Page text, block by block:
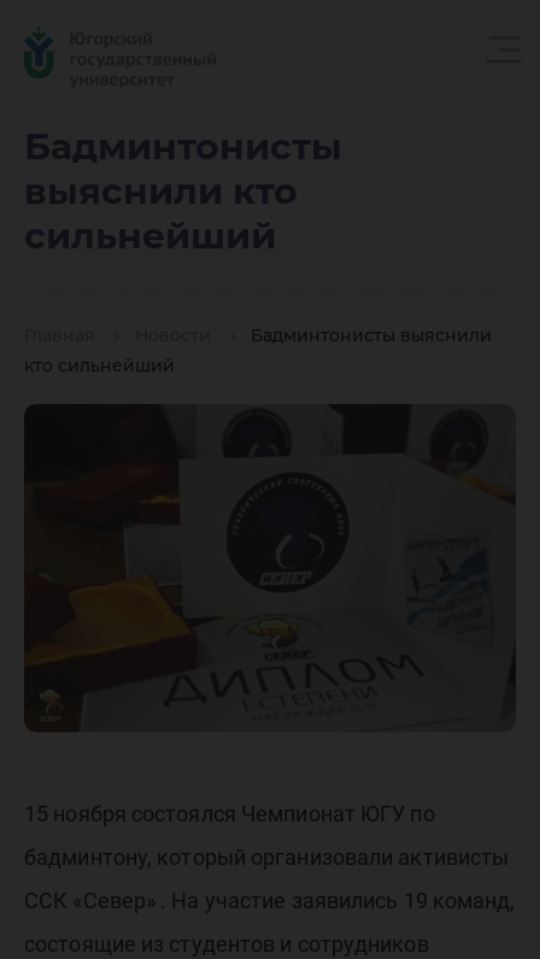
Бадминтонисты
выяснили кто
сильнейший
Бадминтонисты выяснили
кто сильнейший
15 ноября состоялся Чемпионат ЮГУ по
бадминтону, который организовали активисты
ССК «Север» . На участие заявились 19 команд,
состоящие из студентов и сотрудников